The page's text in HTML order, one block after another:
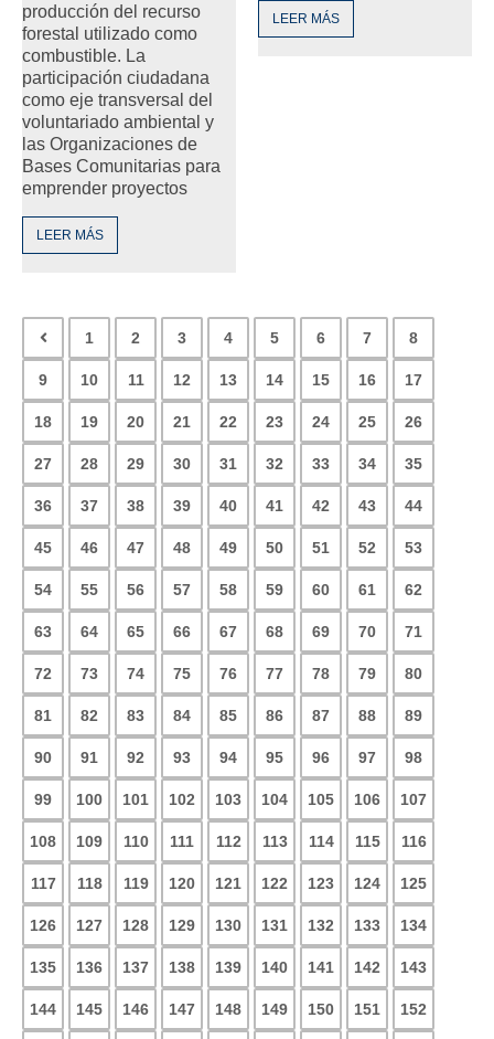
producción del recurso
forestal utilizado como
combustible. La
participación ciudadana
como eje transversal del
voluntariado ambiental y
las Organizaciones de
Bases Comunitarias para
emprender proyectos
LEER MÁS
LEER MÁS
1 2 3 4 5 6 7 8
9 10 11 12 13 14 15 16 17
18 19 20 21 22 23 24 25 26
27 28 29 30 31 32 33 34 35
36 37 38 39 40 41 42 43 44
45 46 47 48 49 50 51 52 53
54 55 56 57 58 59 60 61 62
63 64 65 66 67 68 69 70 71
72 73 74 75 76 77 78 79 80
81 82 83 84 85 86 87 88 89
90 91 92 93 94 95 96 97 98
99 100 101 102 103 104 105 106 107
108 109 110 111 112 113 114 115 116
117 118 119 120 121 122 123 124 125
126 127 128 129 130 131 132 133 134
135 136 137 138 139 140 141 142 143
144 145 146 147 148 149 150 151 152